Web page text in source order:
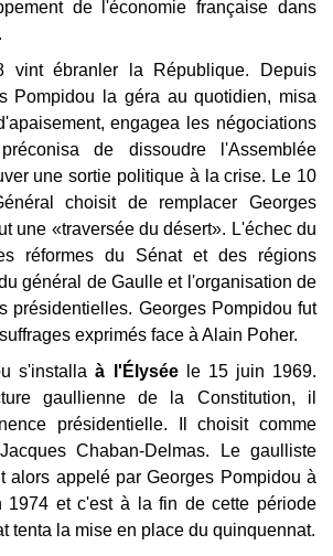
de l'économie française dans
vint ébranler la République. Depuis
Pompidou la géra au quotidien, misa
engagea les négociations
de dissoudre l'Assemblée
une sortie politique à la crise. Le 10
choisit de remplacer Georges
une «traversée du désert». L'échec du
réformes du Sénat et des régions
général de Gaulle et l'organisation de
présidentielles. Georges Pompidou fut
exprimés face à Alain Poher.
s'installaà l'Élyséele 15 juin 1969.
gaullienne de la Constitution, il
présidentielle. Il choisit comme
Chaban-Delmas. Le gaulliste
alors appelé par Georges Pompidou à
1974 et c'est à la fin de cette période
tenta la mise en place du quinquennat.